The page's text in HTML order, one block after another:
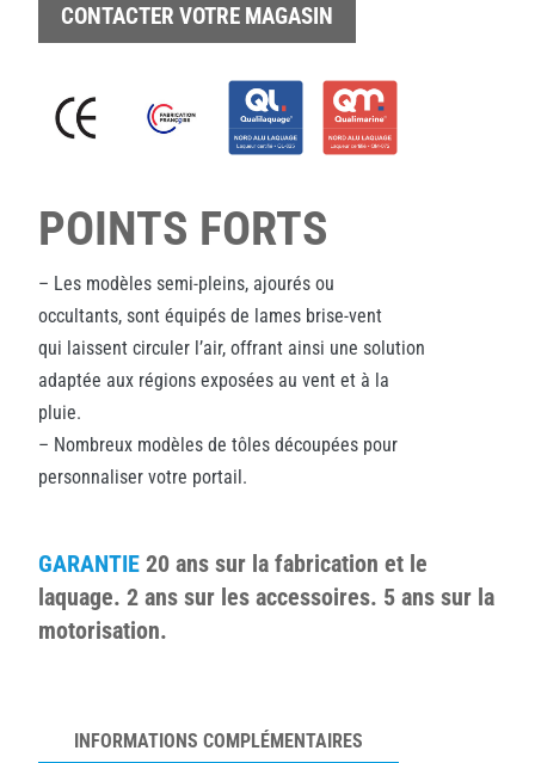
CONTACTER VOTRE MAGASIN
POINTS FORTS
– Les modèles semi-pleins, ajourés ou
occultants, sont équipés de lames brise-vent
qui laissent circuler l’air, offrant ainsi une solution
adaptée aux régions exposées au vent et à la
pluie.
– Nombreux modèles de tôles découpées pour
personnaliser votre portail.
GARANTIE 20 ans sur la fabrication et le
laquage. 2 ans sur les accessoires. 5 ans sur la
motorisation.
INFORMATIONS COMPLÉMENTAIRES